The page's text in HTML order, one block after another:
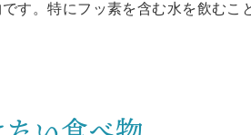
す。特にフッ素を含む水を飲む